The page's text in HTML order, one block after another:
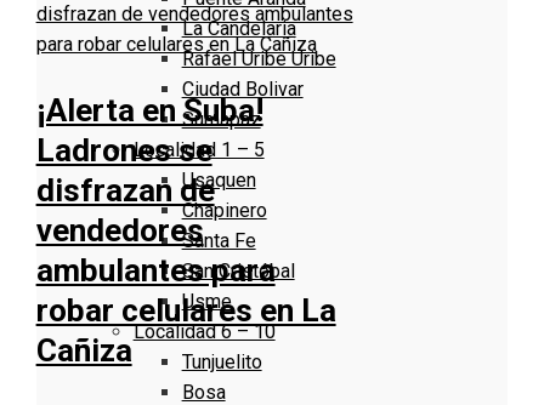
La Candelaria
Rafael Uribe Uribe
Ciudad Bolivar
Sumapaz
Localidad 1 – 5
Usaquen
Chapinero
Santa Fe
San Cristóbal
Usme
Localidad 6 – 10
Tunjuelito
Bosa
¡Alerta en Suba!
Ladrones se
disfrazan de
vendedores
ambulantes para
robar celulares en La
Cañiza